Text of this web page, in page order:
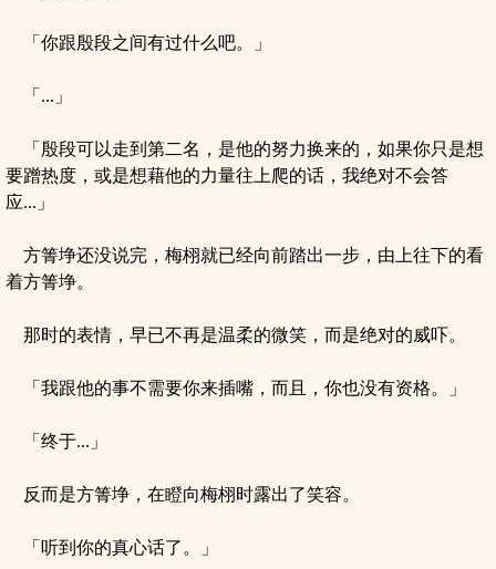
「你跟殷段之间有过什么吧。」
「...」
「殷段可以走到第二名，是他的努力换来的，如果你只是想
要蹭热度，或是想藉他的力量往上爬的话，我绝对不会答
应...」
方箐埩还没说完，梅栩就已经向前踏出一步，由上往下的看
着方箐埩。
那时的表情，早已不再是温柔的微笑，而是绝对的威吓。
「我跟他的事不需要你来插嘴，而且，你也没有资格。」
「终于...」
反而是方箐埩，在瞪向梅栩时露出了笑容。
「听到你的真心话了。」